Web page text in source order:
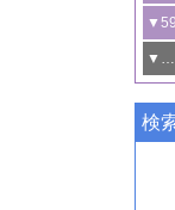
5
究
6号
B号
5号
6号
B号
触
5号
6号
能性
4号
若
若
6
触
換
4号
5号
6号
技術
B
ラ
2号
触
3
4号
動向
5
ス
2号
関
3号
動向
4
1号
2号
3号
4号
5
6
▼59
1号
最
3
ロ
▼…
1号
2
▼57
1
検